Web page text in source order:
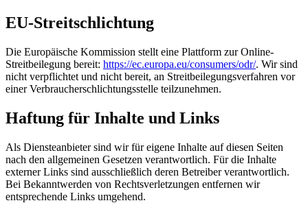
EU-Streitschlichtung
Die Europäische Kommission stellt eine Plattform zur Online-
Streitbeilegung bereit: https://ec.europa.eu/consumers/odr/. Wir sind
nicht verpflichtet und nicht bereit, an Streitbeilegungsverfahren vor
einer Verbraucherschlichtungsstelle teilzunehmen.
Haftung für Inhalte und Links
Als Diensteanbieter sind wir für eigene Inhalte auf diesen Seiten
nach den allgemeinen Gesetzen verantwortlich. Für die Inhalte
externer Links sind ausschließlich deren Betreiber verantwortlich.
Bei Bekanntwerden von Rechtsverletzungen entfernen wir
entsprechende Links umgehend.